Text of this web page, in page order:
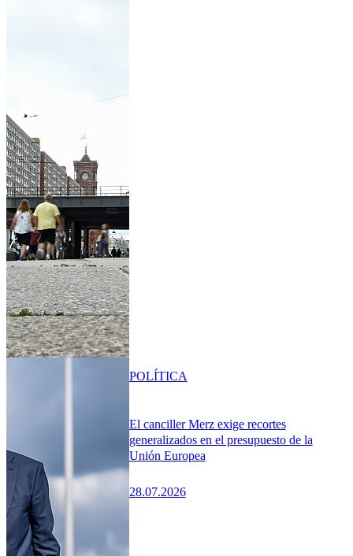
El canciller Merz exige recortes
generalizados en el presupuesto de la
Unión Europea
28.07.2026
POLÍTICA